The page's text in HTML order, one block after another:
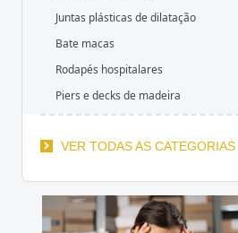
Juntas plásticas de dilatação
Bate macas
Rodapés hospitalares
Piers e decks de madeira
VER TODAS AS CATEGORIAS